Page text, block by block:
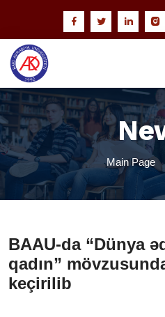
Main Page
BAAU-da “Dünya
qadın”
keçirilib